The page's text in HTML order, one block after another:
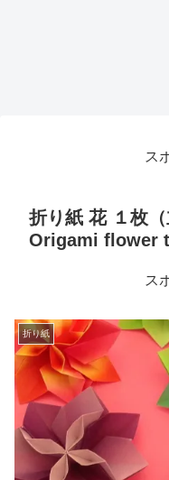
ス
折り紙 花 １枚
Origami flower
ス
折り紙